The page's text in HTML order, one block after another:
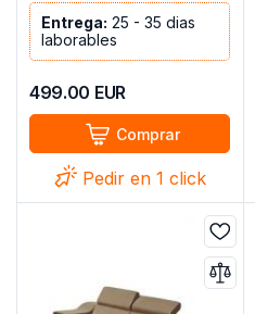
POLIPIEL
Entrega: 25 - 35 dias
laborables
499.00 EUR
Comprar
Pedir en 1 click